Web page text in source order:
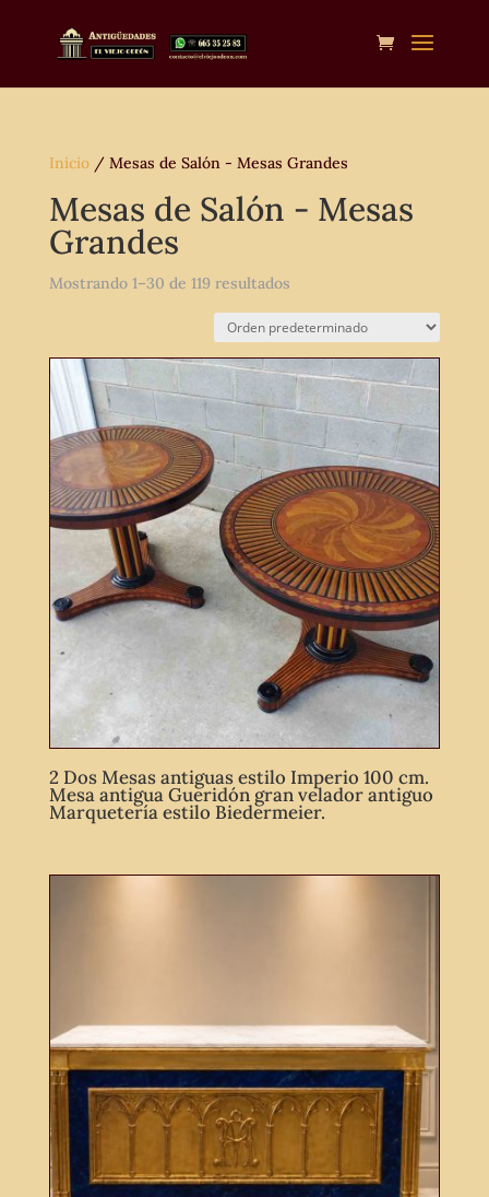
Inicio/ Mesas de Salón - Mesas Grandes
Mesas de Salón - Mesas
Grandes
Mostrando 1–30 de 119 resultados
2 Dos Mesas antiguas estilo Imperio 100 cm.
Mesa antigua Gueridón gran velador antiguo
Marquetería estilo Biedermeier.